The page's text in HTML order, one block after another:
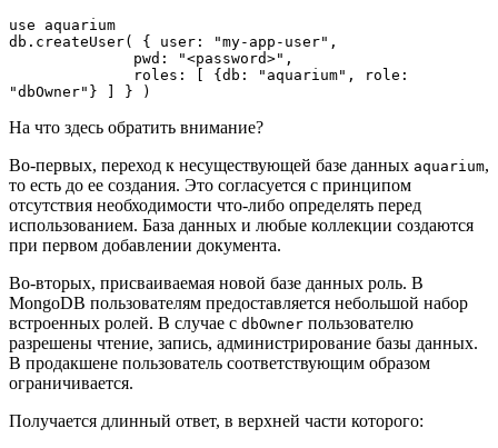
use aquarium
db.createUser( { user: "my-app-user",
              pwd: "<password>",
"dbOwner"} ] } )
На что здесь обратить внимание?
Во-первых, переход к несуществующей базе данных aquarium,
то есть до ее создания. Это согласуется с принципом
отсутствия необходимости что-либо определять перед
использованием. База данных и любые коллекции создаются
при первом добавлении документа.
Во-вторых, присваиваемая новой базе данных роль. В
MongoDB пользователям предоставляется небольшой набор
встроенных ролей. В случае с dbOwner пользователю
разрешены чтение, запись, администрирование базы данных.
В продакшене пользователь соответствующим образом
ограничивается.
Получается длинный ответ, в верхней части которого: